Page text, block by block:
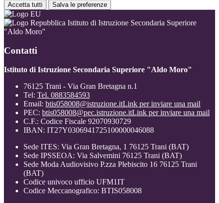
Accetta tutti Salva le preferenze
Istituto di Istruzione Secondaria Superiore
"Aldo Moro"
Contatti
Istituto di Istruzione Secondaria Superiore "Aldo Moro"
76125 Trani - Via Gran Bretagna n.1
Tel: Tel. 0883584593
Email: btis058008@istruzione.itLink per inviare una mail
PEC: btis058008@pec.istruzione.itLink per inviare una mail
C.F.: Codice Fiscale 92070930729
IBAN: IT27Y0306941725100000046088
Sede ITES: Via Gran Bretagna, 1 76125 Trani (BAT)
Sede IPSSEOA: Via Salvemini 76125 Trani (BAT)
Sede Moda Audiovisivo P.zza Plebiscito 16 76125 Trani
(BAT)
Codice univoco ufficio UFM1IT
Codice Meccanografico: BTIS058008